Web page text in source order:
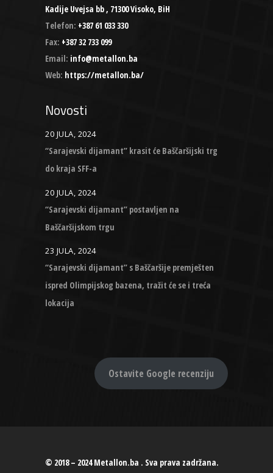
Kadije Uvejsa bb , 71300 Visoko, BiH
Telefon: +387 61 033 330
Fax: +387 32 733 099
Email: info@metallon.ba
Web: https://metallon.ba/
Novosti
20 JULA, 2024
“Sarajevski dijamant” krasit će Baščaršijski trg
do kraja SFF-a
20 JULA, 2024
“Sarajevski dijamant” postavljen na
Baščaršijskom trgu
23 JULA, 2024
“Sarajevski dijamant” s Baščaršije premješten
ispred Olimpijskog bazena, tražit će se i treća
lokacija
Ostavite Google recenziju
© 2018 – 2024 Metallon.ba . Sva prava zadržana.